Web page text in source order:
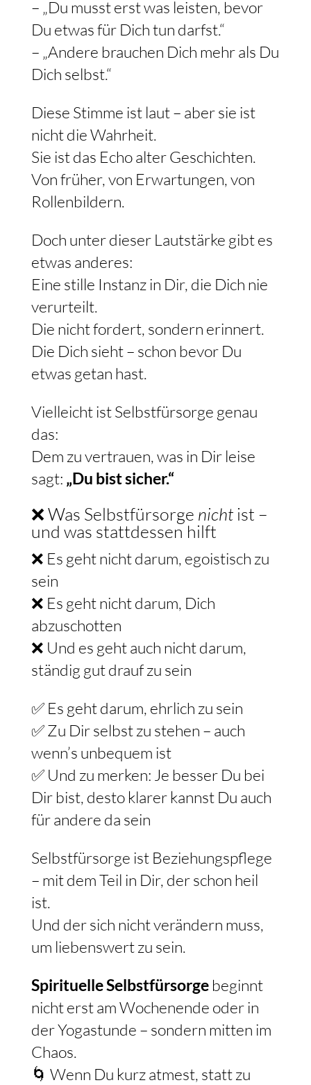
– „Du musst erst was leisten, bevor
Du etwas für Dich tun darfst.“
– „Andere brauchen Dich mehr als Du
Dich selbst.“
Diese Stimme ist laut – aber sie ist
nicht die Wahrheit.
Sie ist das Echo alter Geschichten.
Von früher, von Erwartungen, von
Rollenbildern.
Doch unter dieser Lautstärke gibt es
etwas anderes:
Eine stille Instanz in Dir, die Dich nie
verurteilt.
Die nicht fordert, sondern erinnert.
Die Dich sieht – schon bevor Du
etwas getan hast.
Vielleicht ist Selbstfürsorge genau
das:
Dem zu vertrauen, was in Dir leise
sagt: „Du bist sicher.“
❌ Was Selbstfürsorge nichtist –
und was stattdessen hilft
❌ Es geht nicht darum, egoistisch zu
sein
❌ Es geht nicht darum, Dich
abzuschotten
❌ Und es geht auch nicht darum,
ständig gut drauf zu sein
✅ Es geht darum, ehrlich zu sein
✅ Zu Dir selbst zu stehen – auch
wenn’s unbequem ist
✅ Und zu merken: Je besser Du bei
Dir bist, desto klarer kannst Du auch
für andere da sein
Selbstfürsorge ist Beziehungspflege
– mit dem Teil in Dir, der schon heil
ist.
Und der sich nicht verändern muss,
um liebenswert zu sein.
Spirituelle Selbstfürsorgebeginnt
nicht erst am Wochenende oder in
der Yogastunde – sondern mitten im
Chaos.
🌀 Wenn Du kurz atmest, statt zu